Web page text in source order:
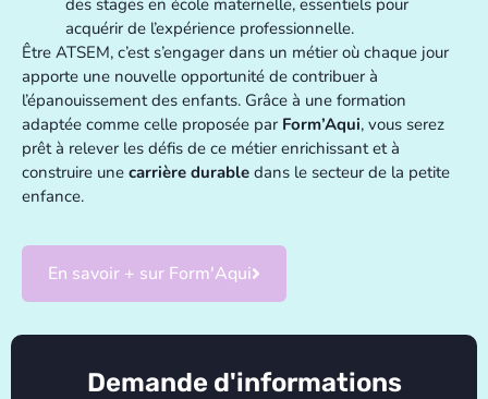
acquérir de l’expérience professionnelle.
Être ATSEM, c’est s’engager dans un métier où chaque jour
apporte une nouvelle opportunité de contribuer à
l’épanouissement des enfants. Grâce à une formation
adaptée comme celle proposée par Form’Aqui, vous serez
prêt à relever les défis de ce métier enrichissant et à
construire une carrière durable dans le secteur de la petite
enfance.
En savoir + sur Form'Aqui
Demande d'informations